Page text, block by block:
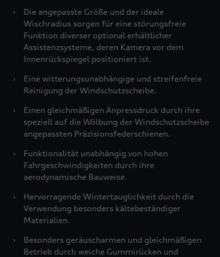
›
Die angepasste Größe und der ideale
Wischradius sorgen für eine störungsfreie
Funktion diverser optional erhältlicher
Assistenzsysteme, deren Kamera vor dem
Innenrückspiegel positioniert ist.
›
Eine witterungsunabhängige und streifenfreie
Reinigung der Windschutzscheibe.
›
Einen gleichmäßigen Anpressdruck durch ihre
speziell auf die Wölbung der Windschutzscheibe
angepassten Präzisionsfederschienen.
›
Funktionalität unabhängig von hohen
Fahrgeschwindigkeiten durch ihre
aerodynamische Bauweise.
›
Hervorragende Wintertauglichkeit durch die
Verwendung besonders kältebeständiger
Materialien.
›
Besonders geräuscharmen und gleichmäßigen
Betrieb durch weiche Gummirücken und